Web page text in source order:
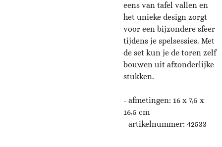
eens van tafel vallen en
het unieke design zorgt
voor een bijzondere sfeer
tijdens je spelsessies. Met
de set kun je de toren zelf
bouwen uit afzonderlijke
stukken.
- afmetingen: 16 x 7,5 x
16,5 cm
- artikelnummer: 42533